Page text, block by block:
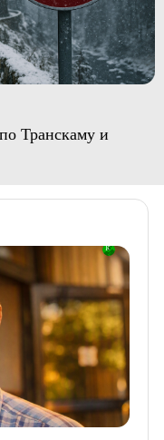
Транскаму и